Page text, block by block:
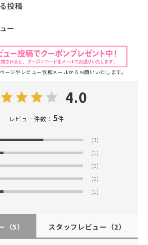
投稿
ー
ージやレビュー依頼メールからお願いいたします。
4.0
レビュー件数： 5件
(3)
(1)
(0)
(0)
(1)
（5） スタッフレビュー （2）